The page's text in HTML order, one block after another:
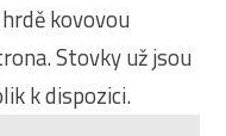
kovovou
Stovky už jsou
k dispozici.